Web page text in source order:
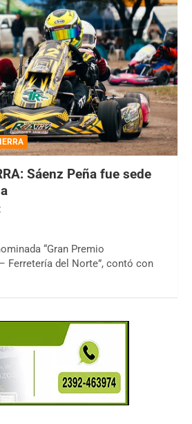
Sáenz Peña fue sede
“Gran Premio
Ferretería del Norte”, contó con